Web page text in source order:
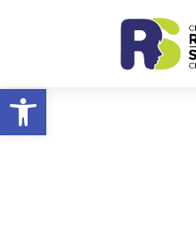
Ouvrir la barre d’outils